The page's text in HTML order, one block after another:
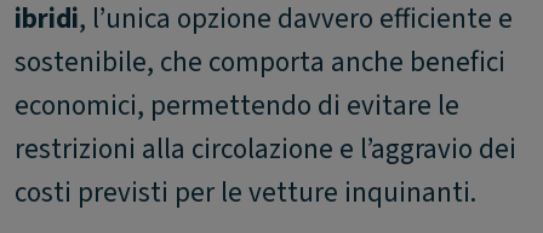
ibridi, l’unica opzione davvero efficiente e
sostenibile, che comporta anche benefici
economici, permettendo di evitare le
restrizioni alla circolazione e l’aggravio dei
costi previsti per le vetture inquinanti.